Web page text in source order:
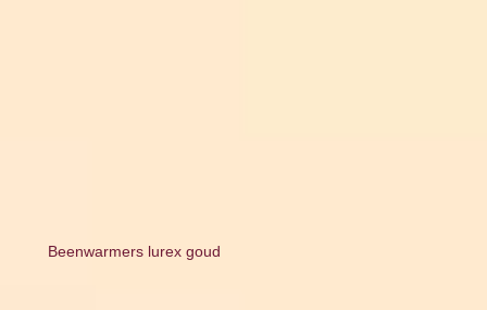
Beenwarmers lurex goud